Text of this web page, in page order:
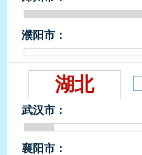
濮阳市：
湖北
武汉市：
襄阳市：